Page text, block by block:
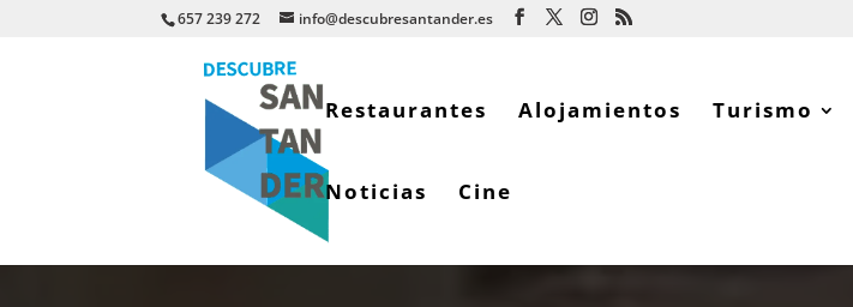
657 239 272 info@descubresantander.es
Restaurantes Alojamientos Turismo
Noticias Cine